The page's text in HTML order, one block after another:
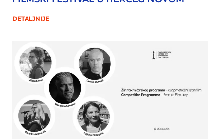
DETALJNIJE